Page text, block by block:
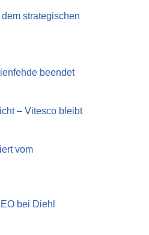
strategischen
beendet
– Vitesco bleibt
vom
bei Diehl